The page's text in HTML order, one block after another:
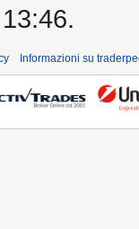
Informazioni su